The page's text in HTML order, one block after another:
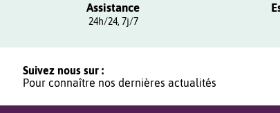
Assistance
24h/24, 7j/7
Suivez nous sur :
Pour connaître nos dernières actualités